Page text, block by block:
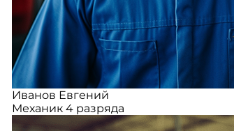
Иванов Евгений
Механик 4 разряда